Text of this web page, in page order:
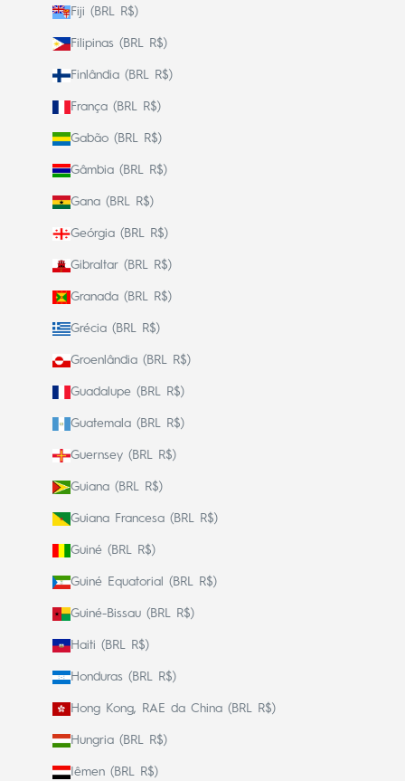
Fiji (BRL R$)
Filipinas (BRL R$)
Finlândia (BRL R$)
França (BRL R$)
Gabão (BRL R$)
Gâmbia (BRL R$)
Gana (BRL R$)
Geórgia (BRL R$)
Gibraltar (BRL R$)
Granada (BRL R$)
Grécia (BRL R$)
Groenlândia (BRL R$)
Guadalupe (BRL R$)
Guatemala (BRL R$)
Guernsey (BRL R$)
Guiana (BRL R$)
Guiana Francesa (BRL R$)
Guiné (BRL R$)
Guiné Equatorial (BRL R$)
Guiné-Bissau (BRL R$)
Haiti (BRL R$)
Honduras (BRL R$)
Hong Kong, RAE da China (BRL R$)
Hungria (BRL R$)
Iêmen (BRL R$)